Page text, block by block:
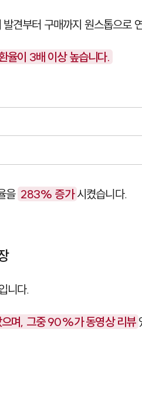
견부터 구매까지 원스톱으로
율이 3배 이상 높습니다.
을 283% 증가 시켰습니다.
니다.
며, 그중 90%가 동영상 리뷰